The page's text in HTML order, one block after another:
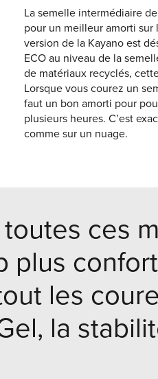
La semelle intermédiaire
pour un meilleur amorti
version de la Kayano est
ECO au niveau de la
de matériaux recyclés,
Lorsque vous courez un
faut un bon amorti pour
plusieurs heures. C’est
comme sur un nuage.
ces
plus
les
la